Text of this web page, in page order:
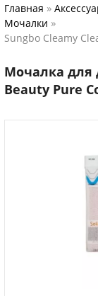
Главная »
Мочалки »
Sungbo Cleamy
Мочалка для
Beauty Pure